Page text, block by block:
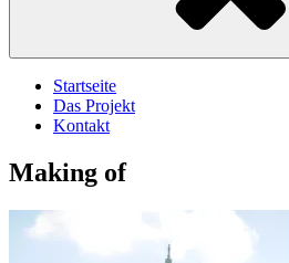
Startseite
Das Projekt
Kontakt
Making of